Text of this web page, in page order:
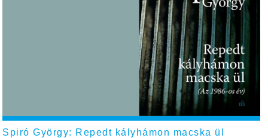
Spiró György: Repedt kályhámon macska ül